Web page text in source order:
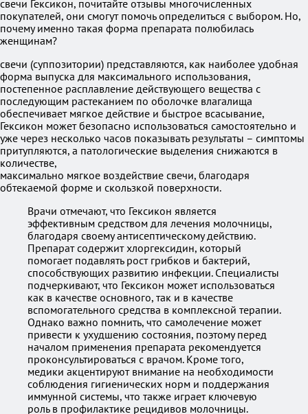
свечи Гексикон, почитайте отзывы многочисленных
покупателей, они смогут помочь определиться с выбором. Но,
почему именно такая форма препарата полюбилась
женщинам?
свечи (суппозитории) представляются, как наиболее удобная
форма выпуска для максимального использования,
постепенное расплавление действующего вещества с
последующим растеканием по оболочке влагалища
обеспечивает мягкое действие и быстрое всасывание,
Гексикон может безопасно использоваться самостоятельно и
уже через несколько часов показывать результаты – симптомы
притупляются, а патологические выделения снижаются в
количестве,
максимально мягкое воздействие свечи, благодаря
обтекаемой форме и скользкой поверхности.
Врачи отмечают, что Гексикон является
эффективным средством для лечения молочницы,
благодаря своему антисептическому действию.
Препарат содержит хлоргексидин, который
помогает подавлять рост грибков и бактерий,
способствующих развитию инфекции. Специалисты
подчеркивают, что Гексикон может использоваться
как в качестве основного, так и в качестве
вспомогательного средства в комплексной терапии.
Однако важно помнить, что самолечение может
привести к ухудшению состояния, поэтому перед
началом применения препарата рекомендуется
проконсультироваться с врачом. Кроме того,
медики акцентируют внимание на необходимости
соблюдения гигиенических норм и поддержания
иммунной системы, что также играет ключевую
роль в профилактике рецидивов молочницы.